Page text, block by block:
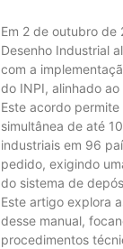
Em 2 de outubro
Desenho Industrial
com a
do INPI, alinhado
Este acordo
simultânea de até
industriais em 96
pedido, exigindo
do sistema de
Este artigo explora
desse manual,
procedimentos